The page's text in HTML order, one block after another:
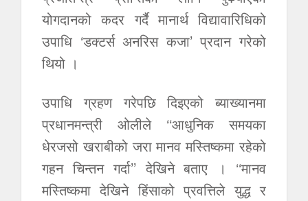
योगदानको कदर गर्दै मानार्थ विद्यावारिधिको
उपाधि ‘डक्टर्स अनरिस कजा’ प्रदान गरेको
थियो ।
उपाधि ग्रहण गरेपछि दिइएको ब्याख्यानमा
प्रधानमन्त्री ओलीले ‘‘आधुनिक समयका
धेरजसो खराबीको जरा मानव मस्तिष्कमा रहेको
गहन चिन्तन गर्दा’’ देखिने बताए । ‘‘मानव
मस्तिष्कमा देखिने हिंसाको प्रवत्तिले युद्ध र